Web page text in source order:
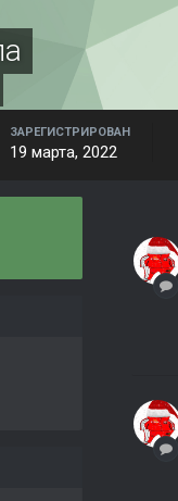
ЗАРЕГИСТРИРОВАН
19 марта, 2022